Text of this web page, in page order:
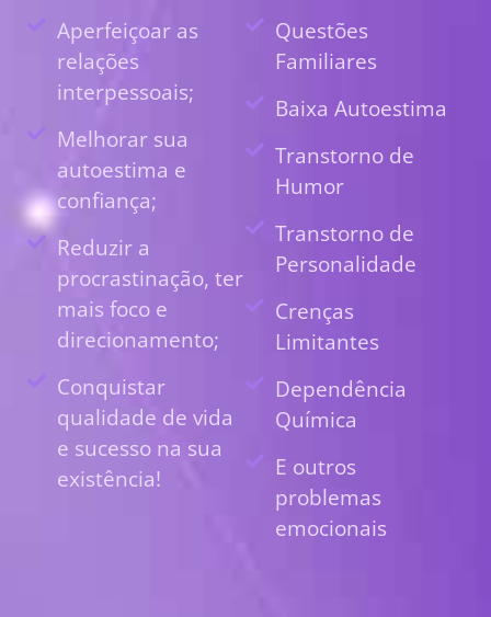
Aperfeiçoar as
relações
interpessoais;
Melhorar sua
autoestima e
confiança;
Reduzir a
procrastinação, ter
mais foco e
direcionamento;
Conquistar
qualidade de vida
e sucesso na sua
existência!
Questões
Familiares
Baixa Autoestima
Transtorno de
Humor
Transtorno de
Personalidade
Crenças
Limitantes
Dependência
Química
E outros
problemas
emocionais